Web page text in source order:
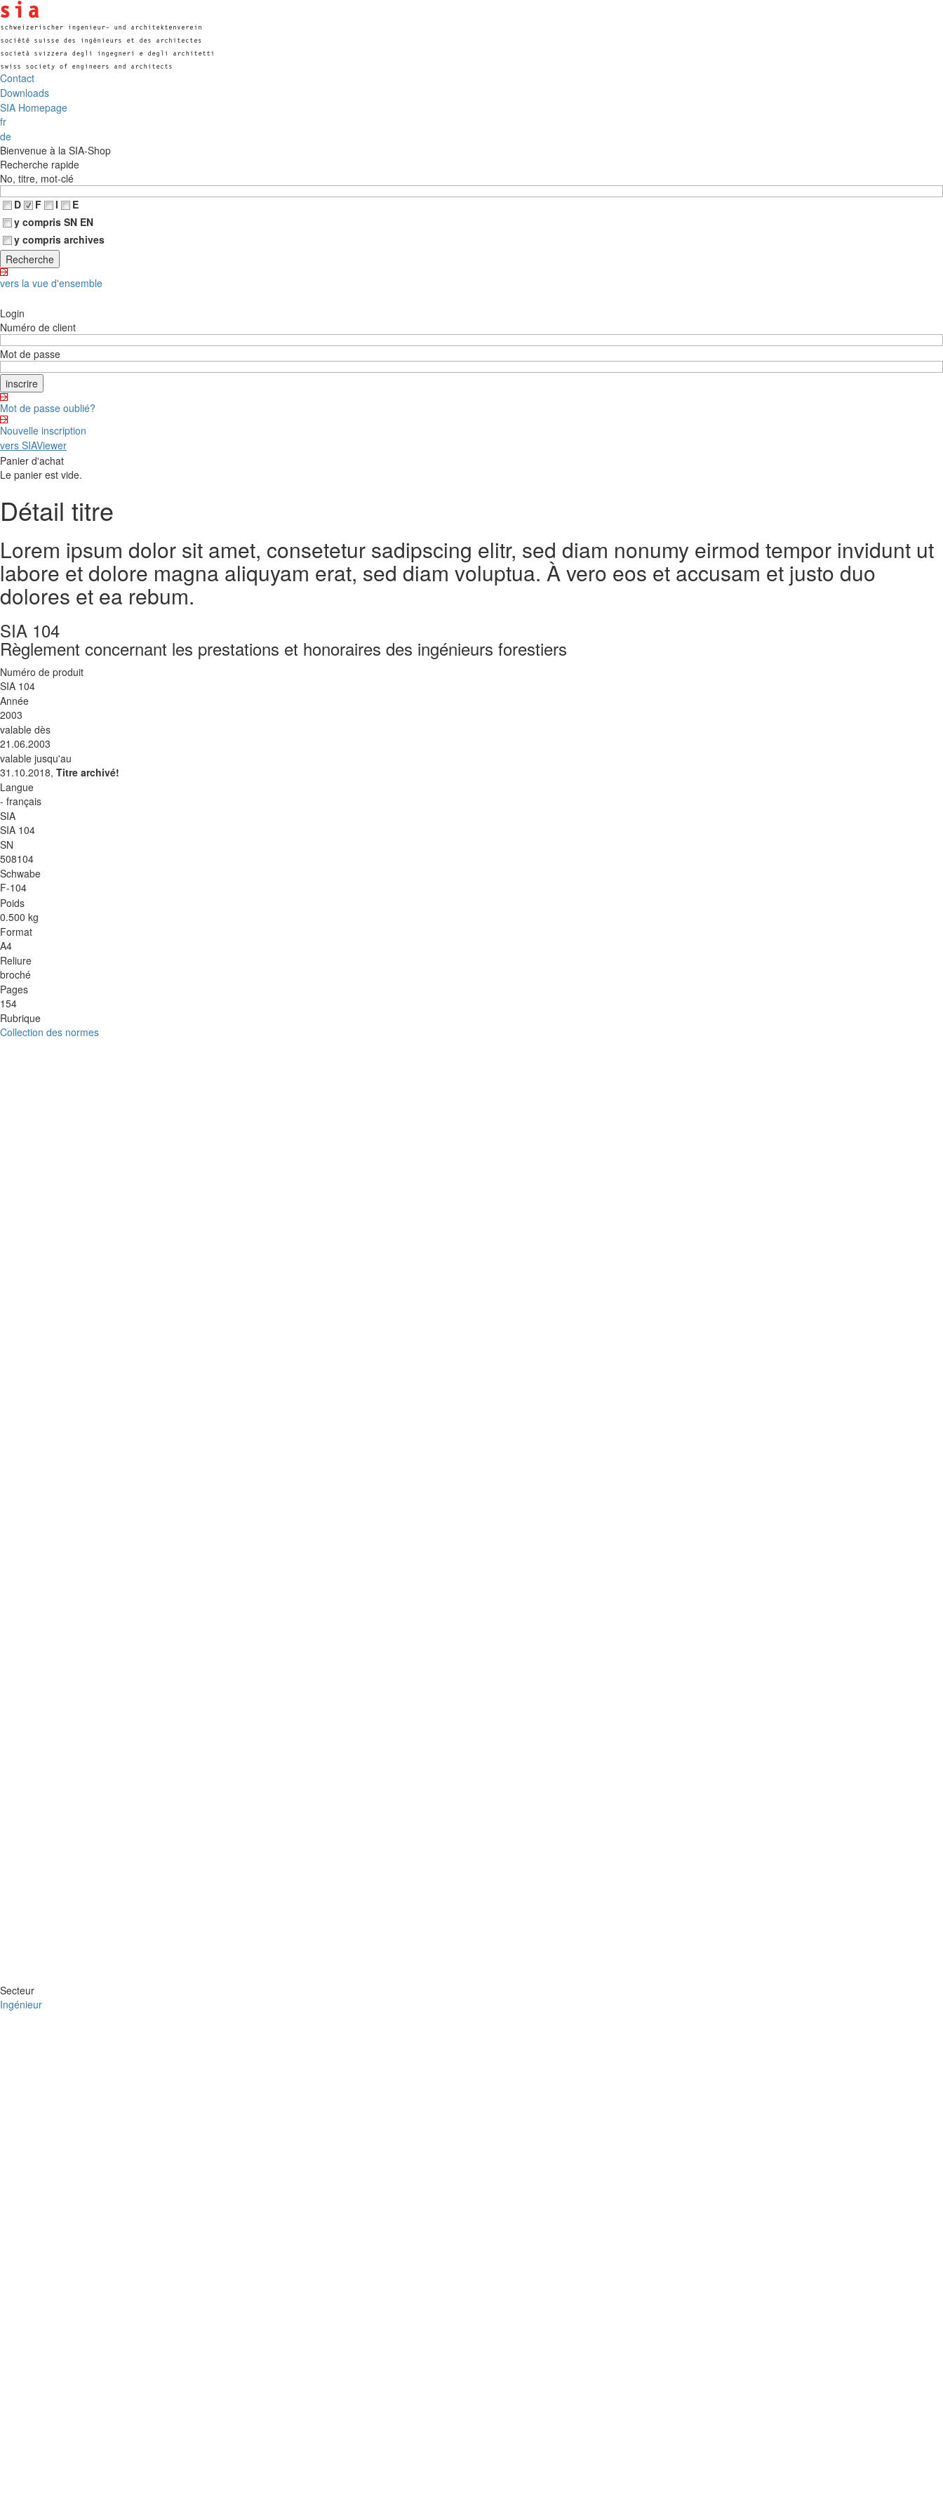
Contact
Downloads
SIA Homepage
fr
de
Bienvenue à la SIA-Shop
Recherche rapide
No, titre, mot-clé
D
F I
E
y compris SN EN
y compris archives
vers la vue d'ensemble
Login
Numéro de client
Mot de passe
Mot de passe oublié?
Nouvelle inscription
vers SIAViewer
Panier d'achat
Le panier est vide.
Détail titre
Lorem ipsum dolor sit amet, consetetur sadipscing elitr, sed diam nonumy eirmod tempor invidunt ut
labore et dolore magna aliquyam erat, sed diam voluptua. À vero eos et accusam et justo duo
dolores et ea rebum.
SIA 104
Règlement concernant les prestations et honoraires des ingénieurs forestiers
Numéro de produit
SIA 104
Année
2003
valable dès
21.06.2003
valable jusqu'au
31.10.2018, Titre archivé!
Langue
- français
SIA
SIA 104
SN
508104
Schwabe
F-104
Poids
0.500 kg
Format
A4
Reliure
broché
Pages
154
Rubrique
Collection des normes
Secteur
Ingénieur